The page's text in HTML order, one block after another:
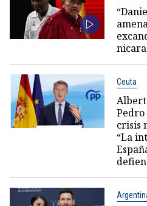
Ceuta
Pedro
crisis
“La